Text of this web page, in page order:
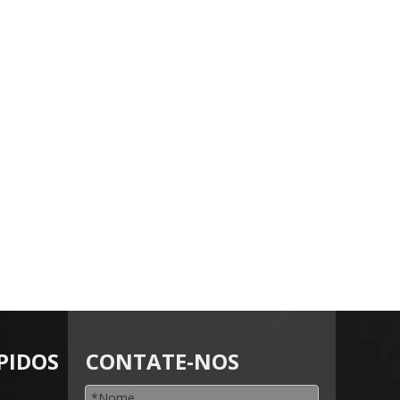
CONTATE-NOS